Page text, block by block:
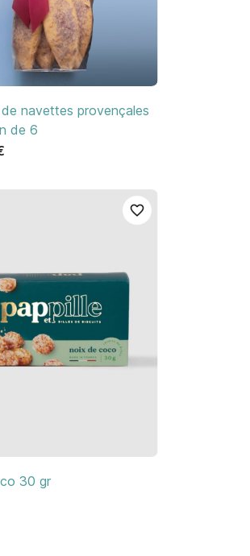
 Aperçu rapide
navettes provençales
de 6
Aperçu rapide
favorite_border
30 gr